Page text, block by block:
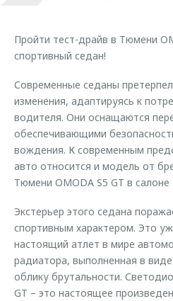
Аксессуары
Одежда и сувениры
Оригинальные аксессуары
Запчасти
Трейд-ин
Калькулятор трейд-ин
O&J Автоклуб
Клуб владельцев OMODA
Мы в соцсетях
Приложение O&J
Аксессуары
Одежда и сувениры
Оригинальные аксессуары
Запчасти
Обратная связь
Пройти тест-драйв в Тюмени
спортивный седан!
Современные седаны
изменения, адаптируясь к
водителя. Они оснащаются
обеспечивающими
вождения. К современным
авто относится и модель от
Тюмени OMODA S5 GT в
Экстерьер этого седана
спортивным характером. Это
настоящий атлет в мире
радиатора, выполненная в
облику брутальности.
GT – это настоящее